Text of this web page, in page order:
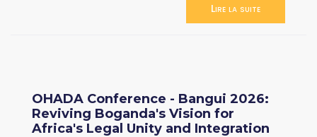
Lire la suite
OHADA Conference - Bangui 2026:
Reviving Boganda's Vision for
Africa's Legal Unity and Integration